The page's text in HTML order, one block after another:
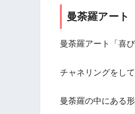
曼荼羅アート
曼荼羅アート「喜
チャネリングをし
曼荼羅の中にある